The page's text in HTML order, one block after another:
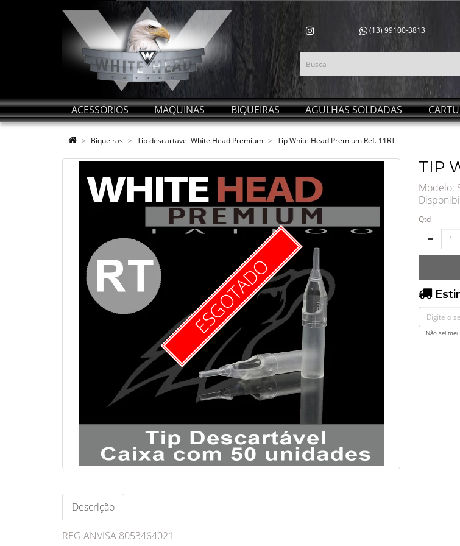
(13) 99100-3813
ACESSÓRIOS MÁQUINAS BIQUEIRAS AGULHAS SOLDADAS
Biqueiras Tip descartavel White Head Premium Tip White Head Premium Ref. 11RT
ESGOTADO
TIP
Modelo:
Qtd
Não sei
Descrição
REG ANVISA 8053464021